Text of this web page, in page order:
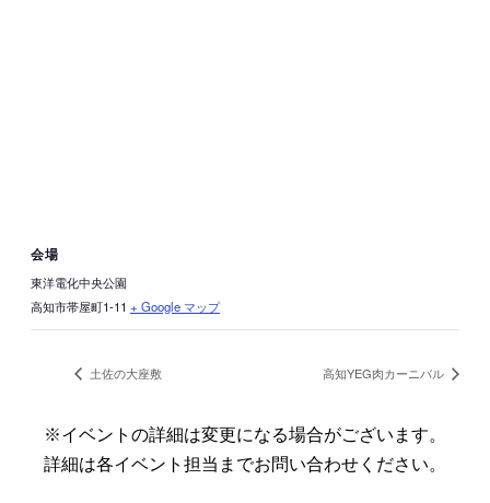
会場
東洋電化中央公園
高知市帯屋町1-11 + Google マップ
土佐の大座敷 高知YEG肉カーニバル
※イベントの詳細は変更になる場合がございます。
詳細は各イベント担当までお問い合わせください。